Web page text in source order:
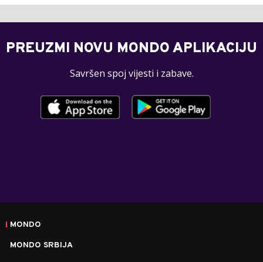
PREUZMI NOVU MONDO APLIKACIJU
Savršen spoj vijesti i zabave.
MONDO
MONDO SRBIJA